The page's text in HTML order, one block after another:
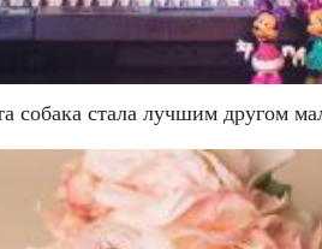
собака стала лучшим другом